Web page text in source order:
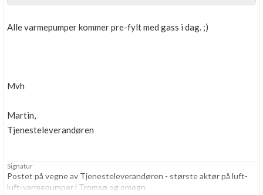
Alle varmepumper kommer pre-fylt med gass i dag. ;)
Mvh
Martin,
Tjenesteleverandøren
Signatur
Postet på vegne av Tjenesteleverandøren - største aktør på luft-
luft-varmepumper i Tromsø og omegn.